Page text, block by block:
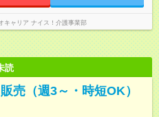
キャリア ナイス！介護事業部
読
売（週3～・時短OK）